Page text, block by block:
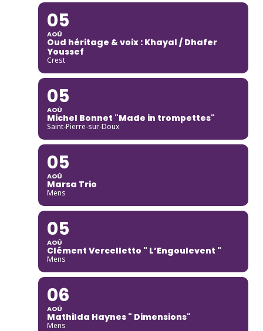
05
AOÛ
Oud héritage & voix : Khayal / Dhafer
Youssef
Crest
05
AOÛ
Michel Bonnet "Made in trompettes"
Saint-Pierre-sur-Doux
05
AOÛ
Marsa Trio
Mens
05
AOÛ
Clément Vercelletto " L’Engoulevent "
Mens
06
AOÛ
Mathilda Haynes " Dimensions"
Mens